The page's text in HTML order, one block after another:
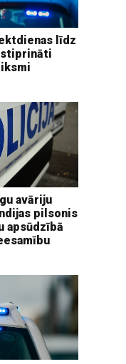
līdz
avāriju
pilsonis
apsūdzībā